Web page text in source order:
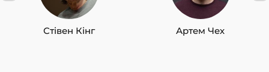
Стівен Кінг Артем Чех